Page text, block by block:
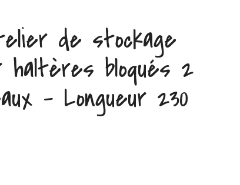
de stockage
haltères bloqués 2
– Longueur 230